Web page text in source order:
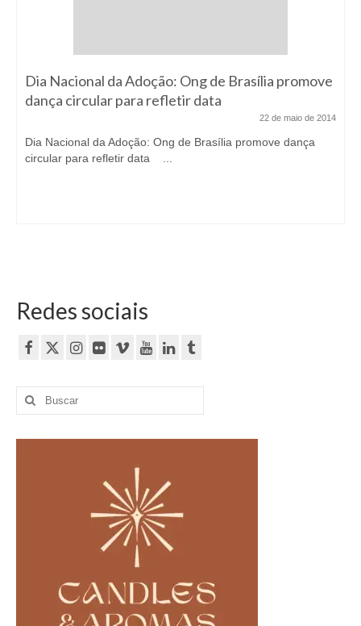
Dia Nacional da Adoção: Ong de Brasília promove
dança circular para refletir data
22 de maio de 2014
Dia Nacional da Adoção: Ong de Brasília promove dança
circular para refletir data ...
Redes sociais
Buscar
por: